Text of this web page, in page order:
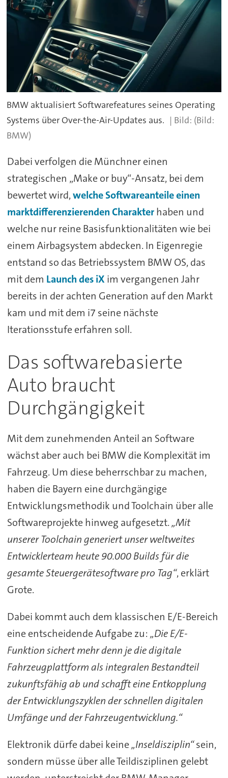
BMW aktualisiert Softwarefeatures seines Operating
Systems über Over-the-Air-Updates aus.
(Bild:
BMW)
Dabei verfolgen die Münchner einen
strategischen „Make or buy“-Ansatz, bei dem
bewertet wird,welche Softwareanteile einen
marktdifferenzierenden Charakterhaben und
welche nur reine Basisfunktionalitäten wie bei
einem Airbagsystem abdecken. In Eigenregie
entstand so das Betriebssystem BMW OS, das
mit dem Launch des iX im vergangenen Jahr
bereits in der achten Generation auf den Markt
kam und mit dem i7 seine nächste
Iterationsstufe erfahren soll.
Das softwarebasierte
Auto braucht
Durchgängigkeit
Mit dem zunehmenden Anteil an Software
wächst aber auch bei BMW die Komplexität im
Fahrzeug. Um diese beherrschbar zu machen,
haben die Bayern eine durchgängige
Entwicklungsmethodik und Toolchain über alle
Softwareprojekte hinweg aufgesetzt.„Mit
unserer Toolchain generiert unser weltweites
Entwicklerteam heute 90.000 Builds für die
gesamte Steuergerätesoftware pro Tag“, erklärt
Grote.
Dabei kommt auch dem klassischen E/E-Bereich
eine entscheidende Aufgabe zu: „Die E/E-
Funktion sichert mehr denn je die digitale
Fahrzeugplattform als integralen Bestandteil
zukunftsfähig ab und schafft eine Entkopplung
der Entwicklungszyklen der schnellen digitalen
Umfänge und der Fahrzeugentwicklung.“
Elektronik dürfe dabei keine„Inseldisziplin“sein,
sondern müsse über alle Teildisziplinen gelebt